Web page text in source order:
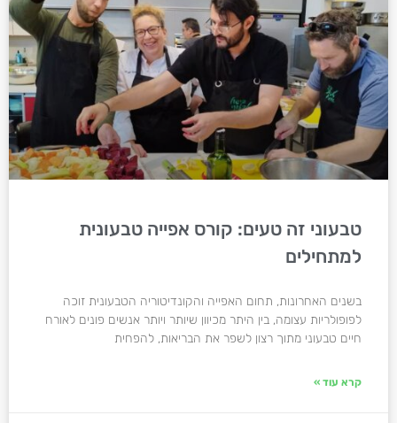
טבעוני זה טעים: קורס אפייה טבעונית
למתחילים
בשנים האחרונות, תחום האפייה והקונדיטוריה הטבעונית זוכה
לפופולריות עצומה, בין היתר מכיוון שיותר ויותר אנשים פונים לאורח
חיים טבעוני מתוך רצון לשפר את הבריאות, להפחית
קרא עוד »